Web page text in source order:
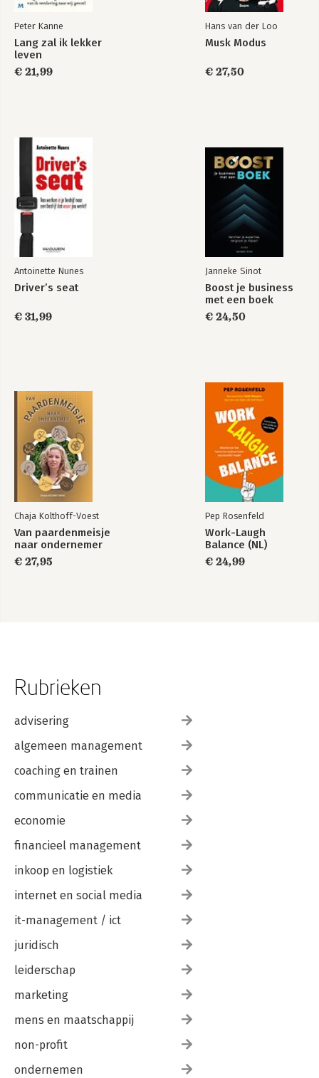
Bijlage 1 147
Bijlage 2 151
Bijlage 3 155
Wat andere DGA/CEO’s vertellen 159
Peter Kanne
Lang zal ik lekker
leven
€ 21,99
Hans van der Loo
Musk Modus
€ 27,50
Antoinette Nunes
Driver’s seat
€ 31,99
Janneke Sinot
Boost je business
met een boek
€ 24,50
Chaja Kolthoff-Voest
Van paardenmeisje
naar ondernemer
€ 27,95
Pep Rosenfeld
Work-Laugh
Balance (NL)
€ 24,99
Rubrieken
advisering
algemeen management
coaching en trainen
communicatie en media
economie
financieel management
inkoop en logistiek
internet en social media
it-management / ict
juridisch
leiderschap
marketing
mens en maatschappij
non-profit
ondernemen